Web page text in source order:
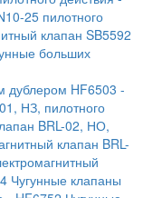
25 пилотного
клапан SB5592
больших
дублером HF6503 -
НЗ, пилотного
BRL-02, НО,
клапан BRL-
Чугунные клапаны